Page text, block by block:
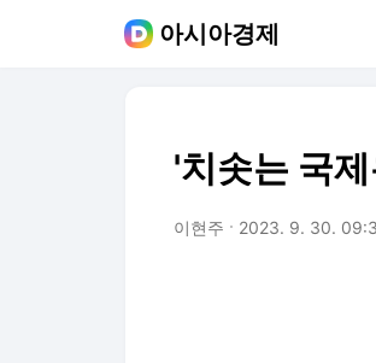
아시아경제
'치솟는 국
이현주 2023. 9. 30.